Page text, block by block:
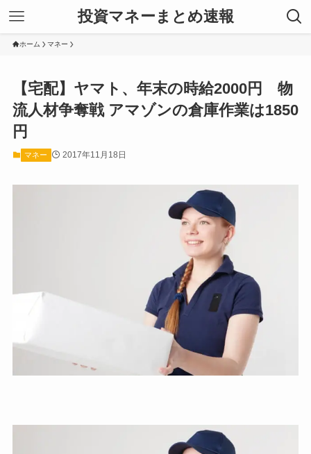
投資マネーまとめ速報
ホーム マネー
【宅配】ヤマト、年末の時給2000円 物
流人材争奪戦 アマゾンの倉庫作業は1850
円
マネー 2017年11月18日